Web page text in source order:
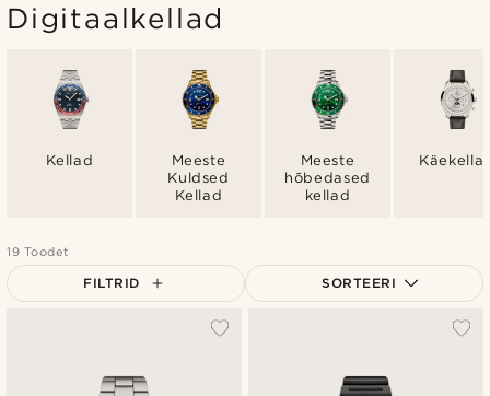
Digitaalkellad
Kellad
Meeste
Kuldsed
Kellad
Meeste
hõbedased
kellad
19 Toodet
FILTRID SORTEERI
Madala hind